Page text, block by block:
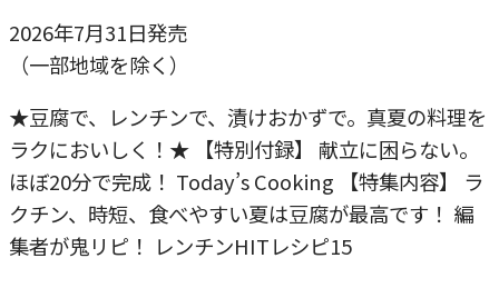
2026年7月31日発売
（一部地域を除く）
★豆腐で、レンチンで、漬けおかずで。真夏の料理を
ラクにおいしく！★ 【特別付録】 献立に困らない。
ほぼ20分で完成！ Today’s Cooking 【特集内容】 ラ
クチン、時短、食べやすい夏は豆腐が最高です！ 編
集者が鬼リピ！ レンチンHITレシピ15